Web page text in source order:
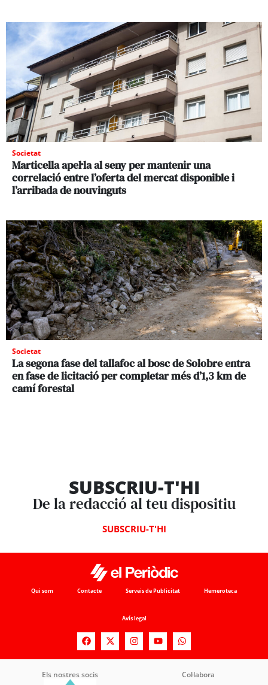
Societat
Marticella apel·la al seny per mantenir una
correlació entre l’oferta del mercat disponible i
l’arribada de nouvinguts
Societat
La segona fase del tallafoc al bosc de Solobre entra
en fase de licitació per completar més d’1,3 km de
camí forestal
SUBSCRIU-T'HI
De la redacció al teu dispositiu
SUBSCRIU-T'HI
Qui som Contacte Serveis de Publicitat Hemeroteca
Avís legal
Els nostres socis Col·labora